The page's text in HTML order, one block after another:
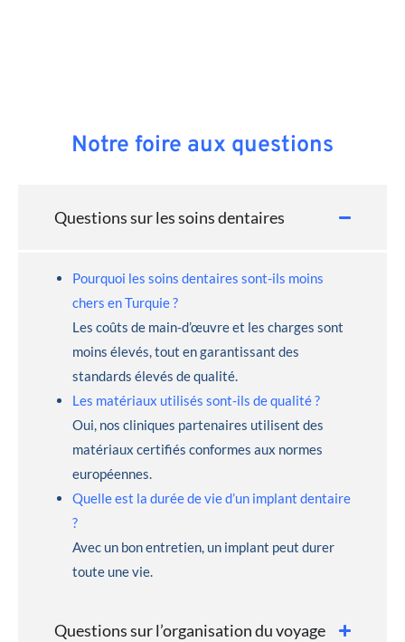
Notre foire aux questions
Questions sur les soins dentaires
Pourquoi les soins dentaires sont-ils moins
chers en Turquie ?
Les coûts de main-d’œuvre et les charges sont
moins élevés, tout en garantissant des
standards élevés de qualité.
Les matériaux utilisés sont-ils de qualité ?
Oui, nos cliniques partenaires utilisent des
matériaux certifiés conformes aux normes
européennes.
Quelle est la durée de vie d’un implant dentaire
?
Avec un bon entretien, un implant peut durer
toute une vie.
Questions sur l’organisation du voyage